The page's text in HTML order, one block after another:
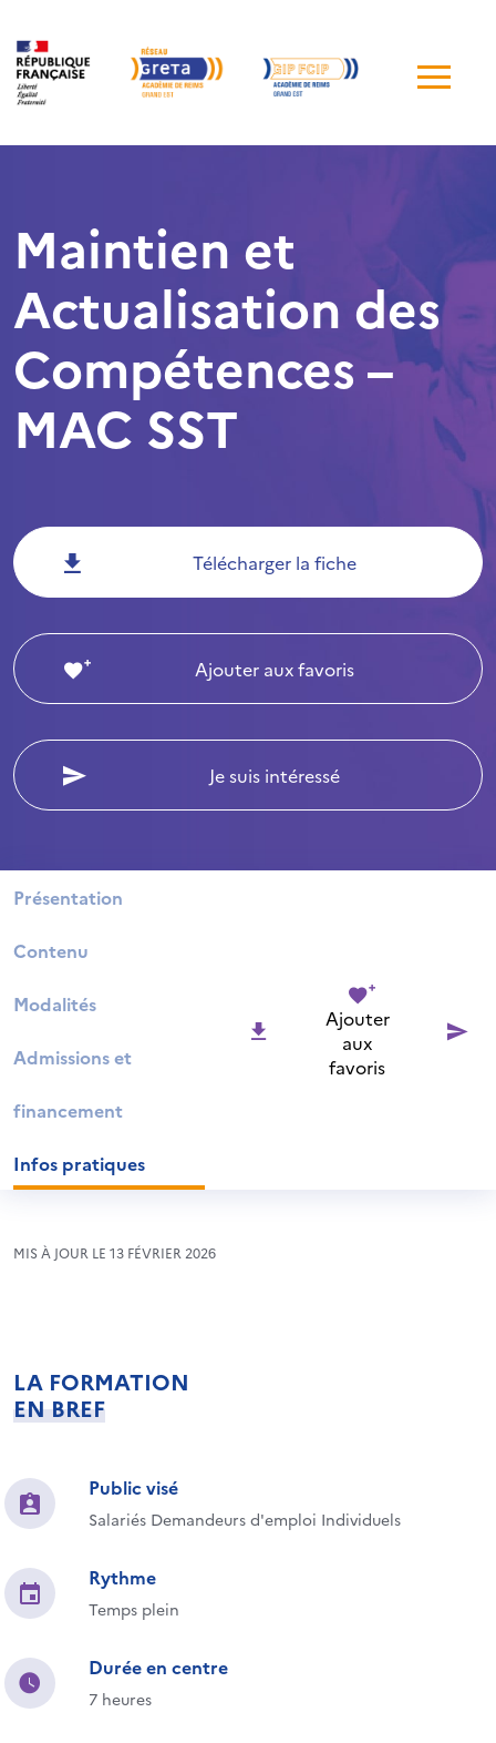
de
Maintien et
Actualisation des
Compétences –
MAC SST
Télécharger la fiche
Ajouter aux favoris
Je suis intéressé
Présentation
Contenu
Modalités
Admissions et
financement
Infos pratiques
Ajouter
aux
favoris
MIS À JOUR LE 13 FÉVRIER 2026
LA FORMATION
EN BREF
Public visé
Salariés Demandeurs d'emploi Individuels
Rythme
Temps plein
Durée en centre
7 heures